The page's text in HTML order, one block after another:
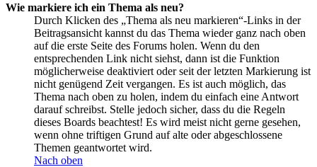
Wie markiere ich ein Thema als neu?
Durch Klicken des „Thema als neu markieren“-Links in der
Beitragsansicht kannst du das Thema wieder ganz nach oben
auf die erste Seite des Forums holen. Wenn du den
entsprechenden Link nicht siehst, dann ist die Funktion
möglicherweise deaktiviert oder seit der letzten Markierung ist
nicht genügend Zeit vergangen. Es ist auch möglich, das
Thema nach oben zu holen, indem du einfach eine Antwort
darauf schreibst. Stelle jedoch sicher, dass du die Regeln
dieses Boards beachtest! Es wird meist nicht gerne gesehen,
wenn ohne triftigen Grund auf alte oder abgeschlossene
Themen geantwortet wird.
Nach oben